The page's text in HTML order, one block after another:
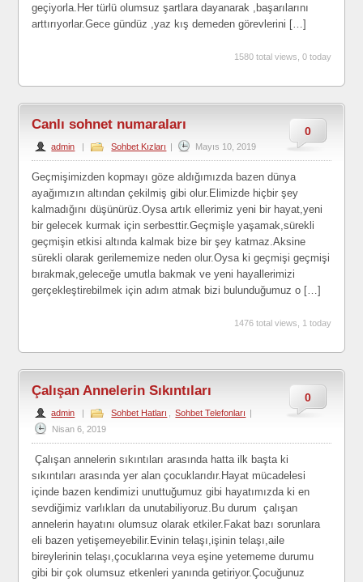
geçiyorla.Her türlü olumsuz şartlara dayanarak ,başarılarını
arttırıyorlar.Gece gündüz ,yaz kış demeden görevlerini […]
1580 total views, 0 today
0
Canlı sohnet numaraları
admin | Sohbet Kızları | Mayıs 10, 2019
Geçmişimizden kopmayı göze aldığımızda bazen dünya
ayağımızın altından çekilmiş gibi olur.Elimizde hiçbir şey
kalmadığını düşünürüz.Oysa artık ellerimiz yeni bir hayat,yeni
bir gelecek kurmak için serbesttir.Geçmişle yaşamak,sürekli
geçmişin etkisi altında kalmak bize bir şey katmaz.Aksine
sürekli olarak gerilememize neden olur.Oysa ki geçmişi geçmişi
bırakmak,geleceğe umutla bakmak ve yeni hayallerimizi
gerçekleştirebilmek için adım atmak bizi bulunduğumuz o […]
1476 total views, 1 today
0
Çalışan Annelerin Sıkıntıları
admin | Sohbet Hatları Sohbet Telefonları |
Nisan 6, 2019
Çalışan annelerin sıkıntıları arasında hatta ilk başta ki
sıkıntıları arasında yer alan çocuklarıdır.Hayat mücadelesi
içinde bazen kendimizi unuttuğumuz gibi hayatımızda ki en
sevdiğimiz varlıkları da unutabiliyoruz.Bu durum çalışan
annelerin hayatını olumsuz olarak etkiler.Fakat bazı sorunlara
eli bazen yetişemeyebilir.Evinin telaşı,işinin telaşı,aile
bireylerinin telaşı,çocuklarına veya eşine yetememe durumu
gibi bir çok olumsuz etkenleri yanında getiriyor.Çocuğunuz